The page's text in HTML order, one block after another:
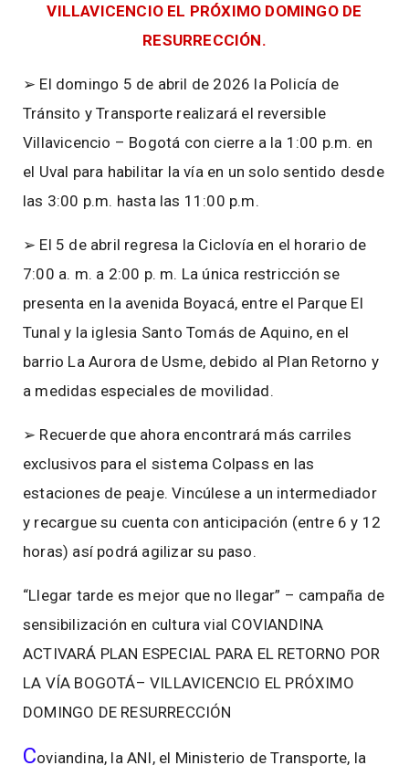
VILLAVICENCIO EL PRÓXIMO DOMINGO DE
RESURRECCIÓN.
➢ El domingo 5 de abril de 2026 la Policía de
Tránsito y Transporte realizará el reversible
Villavicencio – Bogotá con cierre a la 1:00 p.m. en
el Uval para habilitar la vía en un solo sentido desde
las 3:00 p.m. hasta las 11:00 p.m.
➢ El 5 de abril regresa la Ciclovía en el horario de
7:00 a. m. a 2:00 p. m. La única restricción se
presenta en la avenida Boyacá, entre el Parque El
Tunal y la iglesia Santo Tomás de Aquino, en el
barrio La Aurora de Usme, debido al Plan Retorno y
a medidas especiales de movilidad.
➢ Recuerde que ahora encontrará más carriles
exclusivos para el sistema Colpass en las
estaciones de peaje. Vincúlese a un intermediador
y recargue su cuenta con anticipación (entre 6 y 12
horas) así podrá agilizar su paso.
“Llegar tarde es mejor que no llegar” – campaña de
sensibilización en cultura vial COVIANDINA
ACTIVARÁ PLAN ESPECIAL PARA EL RETORNO POR
LA VÍA BOGOTÁ– VILLAVICENCIO EL PRÓXIMO
DOMINGO DE RESURRECCIÓN
Coviandina, la ANI, el Ministerio de Transporte, la